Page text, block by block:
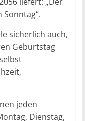
Sonntag“.
sicherlich auch,
Geburtstag
jeden
Dienstag,